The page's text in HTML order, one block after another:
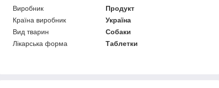
Виробник
Продукт
Країна виробник
Україна
Вид тварин
Собаки
Лікарська форма
Таблетки